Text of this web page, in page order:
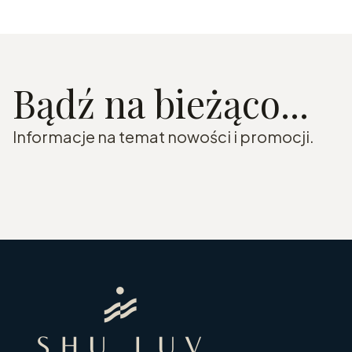
Bądź na bieżąco...
Informacje na temat nowości i promocji.